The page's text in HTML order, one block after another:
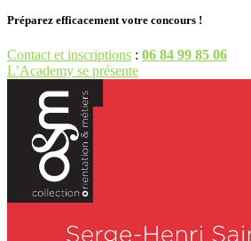
Préparez efficacement votre concours !
Contact et inscriptions : 06 84 99 85 06
L’Academy se présente